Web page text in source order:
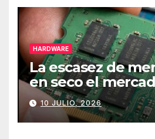
HARDWARE
La escasez de
en seco el
de PCs
10 JULIO, 2026